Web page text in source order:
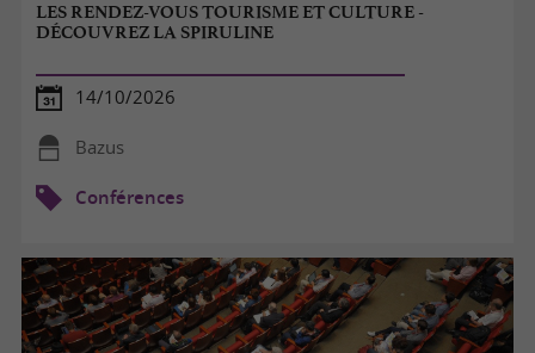
LES RENDEZ-VOUS TOURISME ET CULTURE -
DÉCOUVREZ LA SPIRULINE
14/10/2026
Bazus
Conférences